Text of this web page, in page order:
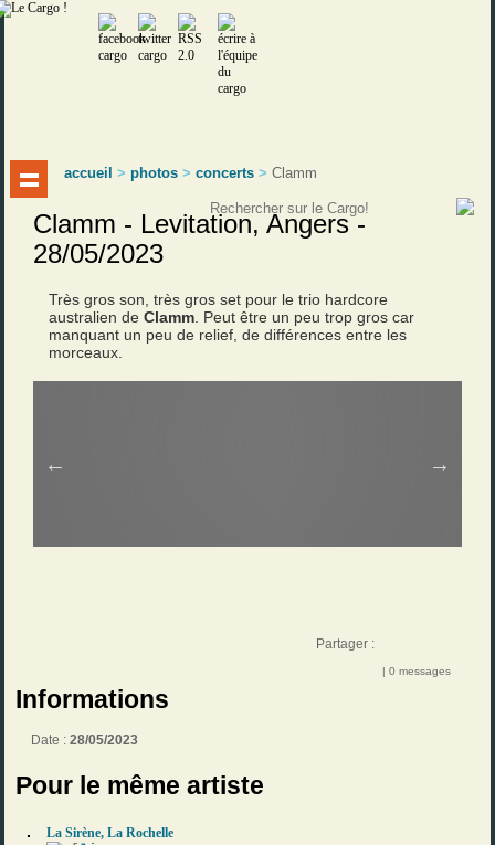
accueil >photos >concerts >Clamm
Clamm - Levitation, Angers -
28/05/2023
Très gros son, très gros set pour le trio hardcore
australien deClamm . Peut être un peu trop gros car
manquant un peu de relief, de différences entre les
morceaux.
Partager :
| 0 messages
Informations
Date :28/05/2023
Pour le même artiste
La Sirène, La Rochelle